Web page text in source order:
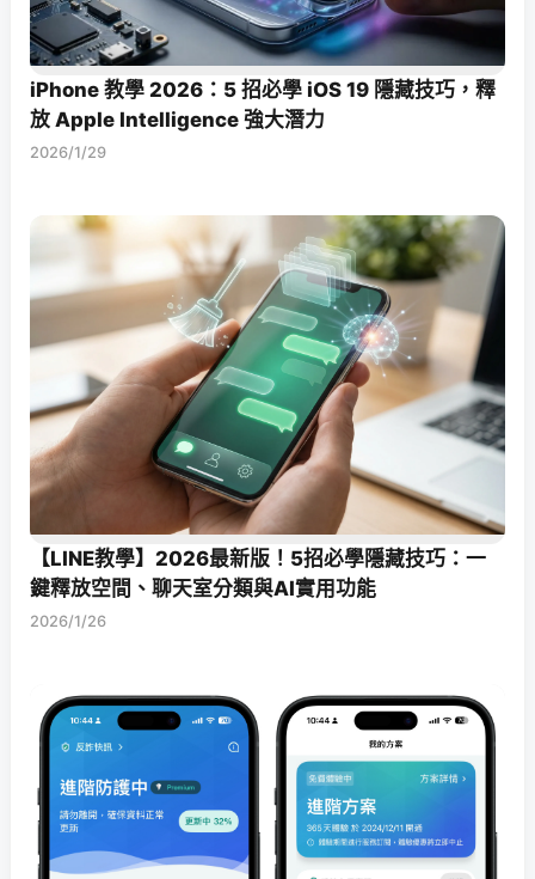
iPhone 教學 2026：5 招必學 iOS 19 隱藏技巧，釋
放 Apple Intelligence 強大潛力
2026/1/29
【LINE教學】2026最新版！5招必學隱藏技巧：一
鍵釋放空間、聊天室分類與AI實用功能
2026/1/26